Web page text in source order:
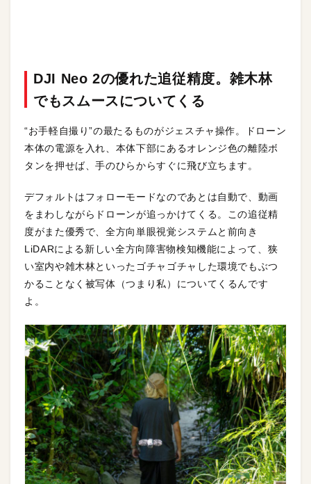
DJI Neo 2の優れた追従精度。雑木林
でもスムースについてくる
“お手軽自撮り”の最たるものがジェスチャ操作。ドローン
本体の電源を入れ、本体下部にあるオレンジ色の離陸ボ
タンを押せば、手のひらからすぐに飛び立ちます。
デフォルトはフォローモードなのであとは自動で、動画
をまわしながらドローンが追っかけてくる。この追従精
度がまた優秀で、全方向単眼視覚システムと前向き
LiDARによる新しい全方向障害物検知機能によって、狭
い室内や雑木林といったゴチャゴチャした環境でもぶつ
かることなく被写体（つまり私）についてくるんです
よ。